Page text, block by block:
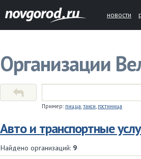
новости
Организации
Пример: пицца,такси, гостиница
Авто и транспортные
Найдено организаций: 9